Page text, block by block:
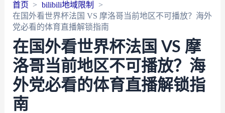
首页
bilibili地域限制
在国外看世界杯法国 VS 摩洛哥当前地区不可播放？海外
党必看的体育直播解锁指南
在国外看世界杯法国 VS 摩
洛哥当前地区不可播放？海
外党必看的体育直播解锁指
南